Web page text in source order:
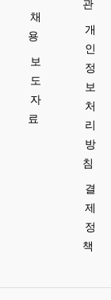
채
용
보
도
자
료
관
개
인
정
보
처
리
방
침
결
제
정
책